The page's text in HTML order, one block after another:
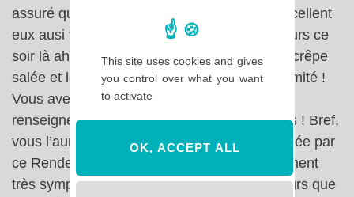
assuré que les plats avec viandes étaient excellent
eux ausi vu les échos e mes copains blogueurs ce
soir là ahahah ! Le Parmentier de canard, la crêpe
salée et le boeuf bourguignon ont fait l’unanimité !
Vous avez vu, je pense à vous hein, je me
renseigne même sur ce que je ne mange pas ! Bref,
vous l’aurez compris, j’ai vraiment été emballée par
ce Rendez-Vous Gourmand, c’est un évènement
très sympa qui si j’en crois les premiers retours que
This site uses cookies and gives
you control over what you want
to activate
OK, ACCEPT ALL